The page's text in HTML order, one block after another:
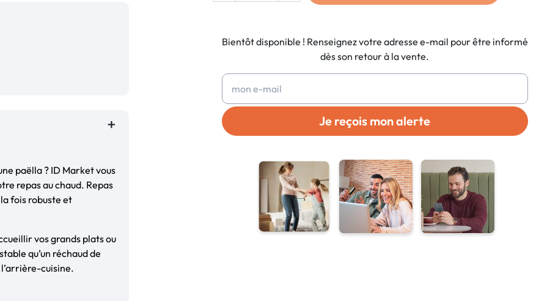
paëlla ? ID Market vous
repas au chaud. Repas
fois robuste et
vos grands plats ou
qu’un réchaud de
cuisine.
Bientôt disponible ! Renseignez votre adresse e-mail pour être informé
dès son retour à la vente.
Je reçois mon alerte